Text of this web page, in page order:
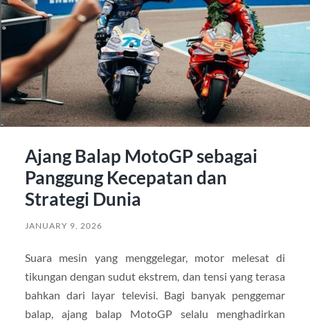
Ajang Balap MotoGP sebagai
Panggung Kecepatan dan
Strategi Dunia
JANUARY 9, 2026
Suara mesin yang menggelegar, motor melesat di
tikungan dengan sudut ekstrem, dan tensi yang terasa
bahkan dari layar televisi. Bagi banyak penggemar
balap, ajang balap MotoGP selalu menghadirkan